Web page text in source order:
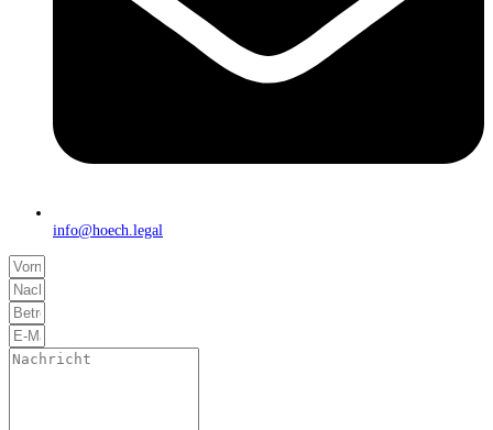
info@hoech.legal